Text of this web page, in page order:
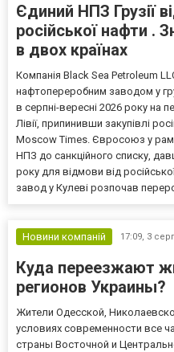
Єдиний НПЗ Грузії
російської нафти .
в двох країнах
Компанія Black Sea Petroleum
нафтопереробним заводом у
в серпні-вересні 2026 року на
Лівії, припинивши закупівлі
Moscow Times. Євросоюз у
НПЗ до санкційного списку,
року для відмови від
завод у Кулеві розпочав
Новини компаній 17:09, 3
Куда переезжают
регионов Украины?
Жители Одесской,
условиях современности все
страны Восточной и